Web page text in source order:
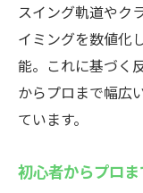
スイング軌道やク
イミングを数値化
能。これに基づく
からプロまで幅広
ています。
初心者からプロ